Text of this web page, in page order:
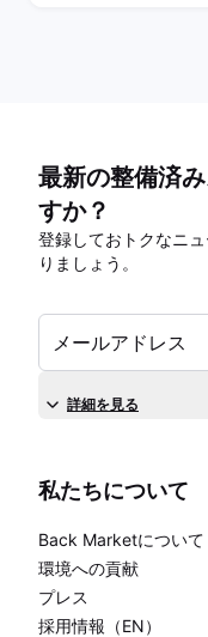
最新の整備済
すか？
登録しておトクなニ
りましょう。
メールアドレス
詳細を見る
私たちについて
Back Marketについて
環境への貢献
プレス
採用情報（EN）